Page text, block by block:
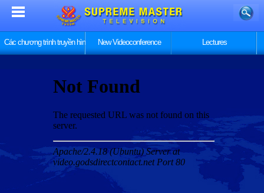
Các chương trình truyền hình New Videoconference Lectures